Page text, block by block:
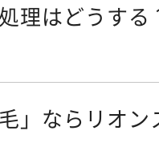
理はどうす
」ならリオ